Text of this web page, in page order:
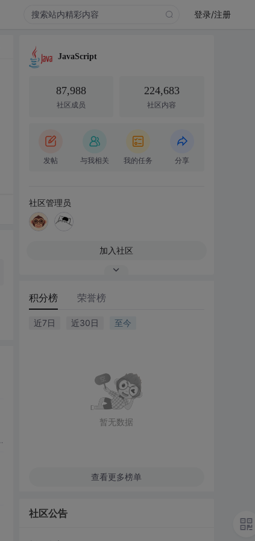
登录/注册
JavaScript
87,988
社区成员
224,683
社区内容
发帖 与我相关 我的任务 分享
社区管理员
加入社区
积分榜 荣誉榜
近7日 近30日 至今
暂无数据
查看更多榜单
社区公告